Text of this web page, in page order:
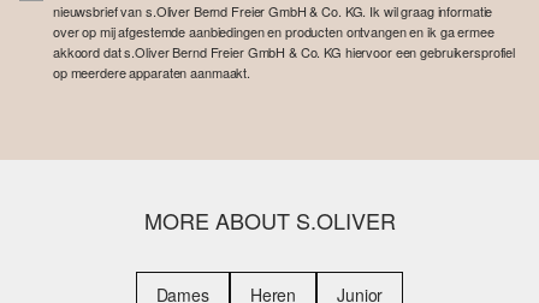
nieuwsbrief van s.Oliver Bernd Freier GmbH & Co. KG. Ik wil graag informatie
over op mij afgestemde aanbiedingen en producten ontvangen en ik ga ermee
akkoord dat s.Oliver Bernd Freier GmbH & Co. KG hiervoor een gebruikersprofiel
op meerdere apparaten aanmaakt.
MORE ABOUT S.OLIVER
Dames Heren Junior